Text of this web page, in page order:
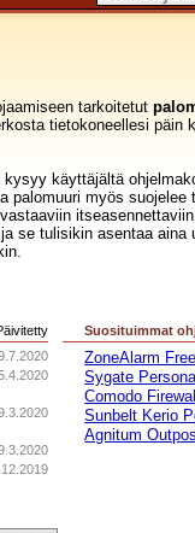
tarkoitetut
tietokoneellesi päin
käyttäjältä
palomuuri myös
se tulisikin asentaa aina
Suosituimmat
ZoneAlarm Free
Sygate
Comodo
Sunbelt Kerio
Agnitum